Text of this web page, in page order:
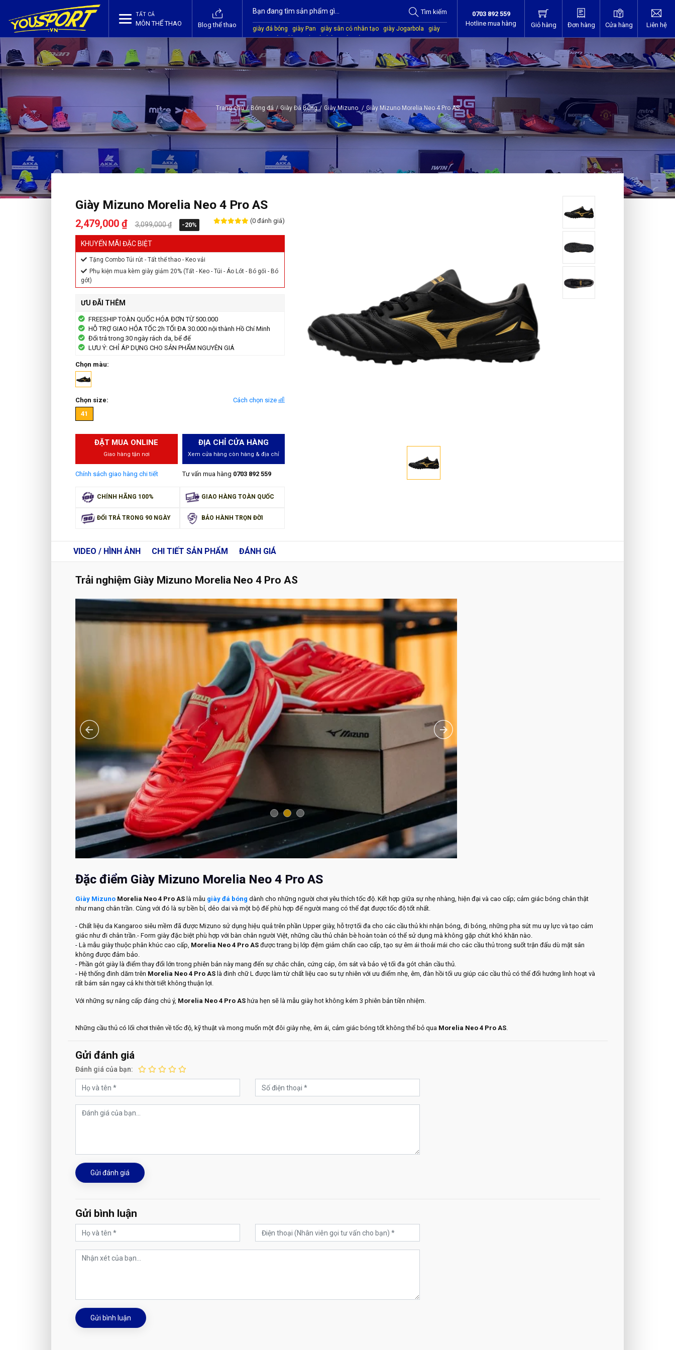
TẤT CẢ
MÔN THỂ THAO Blog thể thao
Tìm kiếm
giày đá bóng giày Pan giày sân cỏ nhân tạo giày Jogarbola
giày
Mitre
giày Akka quần áo bóng đá giày Kamito
0703 892 559
Hotline mua hàng
Giỏ hàng Đơn hàng Cửa hàng Liên hệ
Trang chủ / Bóng đá / Giày Đá Bóng / Giày Mizuno / Giày Mizuno Morelia Neo 4 Pro AS
Giày Mizuno Morelia Neo 4 Pro AS
2,479,000 ₫ 3,099,000 ₫ -20%
(0 đánh giá)
KHUYẾN MÃI ĐẶC BIỆT
Tặng Combo Túi rút - Tất thể thao - Keo vải
Phụ kiện mua kèm giày giảm 20% (Tất - Keo - Túi - Áo Lót - Bó gối - Bó
gót)
ƯU ĐÃI THÊM
FREESHIP TOÀN QUỐC HÓA ĐƠN TỪ 500.000
HỖ TRỢ GIAO HỎA TỐC 2h TỐI ĐA 30.000 nội thành Hồ Chí Minh
Đổi trả trong 30 ngày rách da, bể đế
LƯU Ý: CHỈ ÁP DỤNG CHO SẢN PHẨM NGUYÊN GIÁ
Chọn màu:
Chọn size:
Cách chọn size
41
ĐẶT MUA ONLINE
Giao hàng tận nơi
Chính sách giao hàng chi tiết
ĐỊA CHỈ CỬA HÀNG
Xem cửa hàng còn hàng & địa chỉ
Tư vấn mua hàng 0703 892 559
CHÍNH HÃNG 100% GIAO HÀNG TOÀN QUỐC
ĐỔI TRẢ TRONG 90 NGÀY BẢO HÀNH TRỌN ĐỜI
VIDEO / HÌNH ẢNH CHI TIẾTSẢN PHẨM ĐÁNH GIÁ
Trải nghiệm Giày Mizuno Morelia Neo 4 Pro AS
Đặc điểm Giày Mizuno Morelia Neo 4 Pro AS
Giày MizunoMorelia Neo 4 Pro ASlà mẫu giày đá bóng dành cho những người chơi yêu thích tốc độ. Kết hợp giữa sự nhẹ nhàng, hiện đại và cao cấp; cảm giác bóng chân thật
như mang chân trần. Cùng với đó là sự bền bỉ, dẻo dai và một bộ đế phù hợp để người mang có thể đạt được tốc độ tốt nhất.
- Chất liệu da Kangaroo siêu mềm đã được Mizuno sử dụng hiệu quả trên phần Upper giày, hỗ trợ tối đa cho các cầu thủ khi nhận bóng, đi bóng, những pha sút mu uy lực và tạo cảm
giác như đi chân trần.- Form giày đặc biệt phù hợp với bàn chân người Việt, những cầu thủ chân bè hoàn toàn có thể sử dụng mà không gặp chút khó khăn nào.
- Là mẫu giày thuộc phân khúc cao cấp, Morelia Neo 4 Pro ASđược trang bị lớp đệm giảm chấn cao cấp, tạo sự êm ái thoải mái cho các cầu thủ trong suốt trận đấu dù mặt sân
không được đảm bảo.
- Phần gót giày là điểm thay đổi lớn trong phiên bản này mang đến sự chắc chắn, cứng cáp, ôm sát và bảo vệ tối đa gót chân cầu thủ.
- Hệ thống đinh dăm trên Morelia Neo 4 Pro ASlà đinh chữ L được làm từ chất liệu cao su tự nhiên với ưu điểm nhẹ, êm, đàn hồi tối ưu giúp các cầu thủ có thể đổi hướng linh hoạt và
rất bám sân ngay cả khi thời tiết không thuận lợi.
Với những sự nâng cấp đáng chú ý, Morelia Neo 4 Pro AShứa hẹn sẽ là mẫu giày hot không kém 3 phiên bản tiền nhiệm.
Những cầu thủ có lối chơi thiên về tốc độ, kỹ thuật và mong muốn một đôi giày nhẹ, êm ái, cảm giác bóng tốt không thể bỏ qua Morelia Neo 4 Pro AS.
Gửi đánh giá
Đánh giá của bạn:
Gửi đánh giá
Gửi bình luận
Gửi bình luận